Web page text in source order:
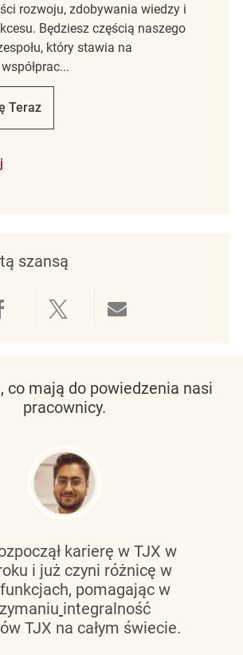
rozwoju, zdobywania wiedzy i
Będziesz częścią naszego
który stawia na
Associate Part Time Marshalls/Homesense
Teraz
Store Associate Part Time
szansą
przez LinkedIn
przez
Udostępnij przez
co mają do powiedzenia nasi
pracownicy.
karierę w TJX w
i już czyni różnicę w
pomagając w
integralność
TJX na całym świecie.